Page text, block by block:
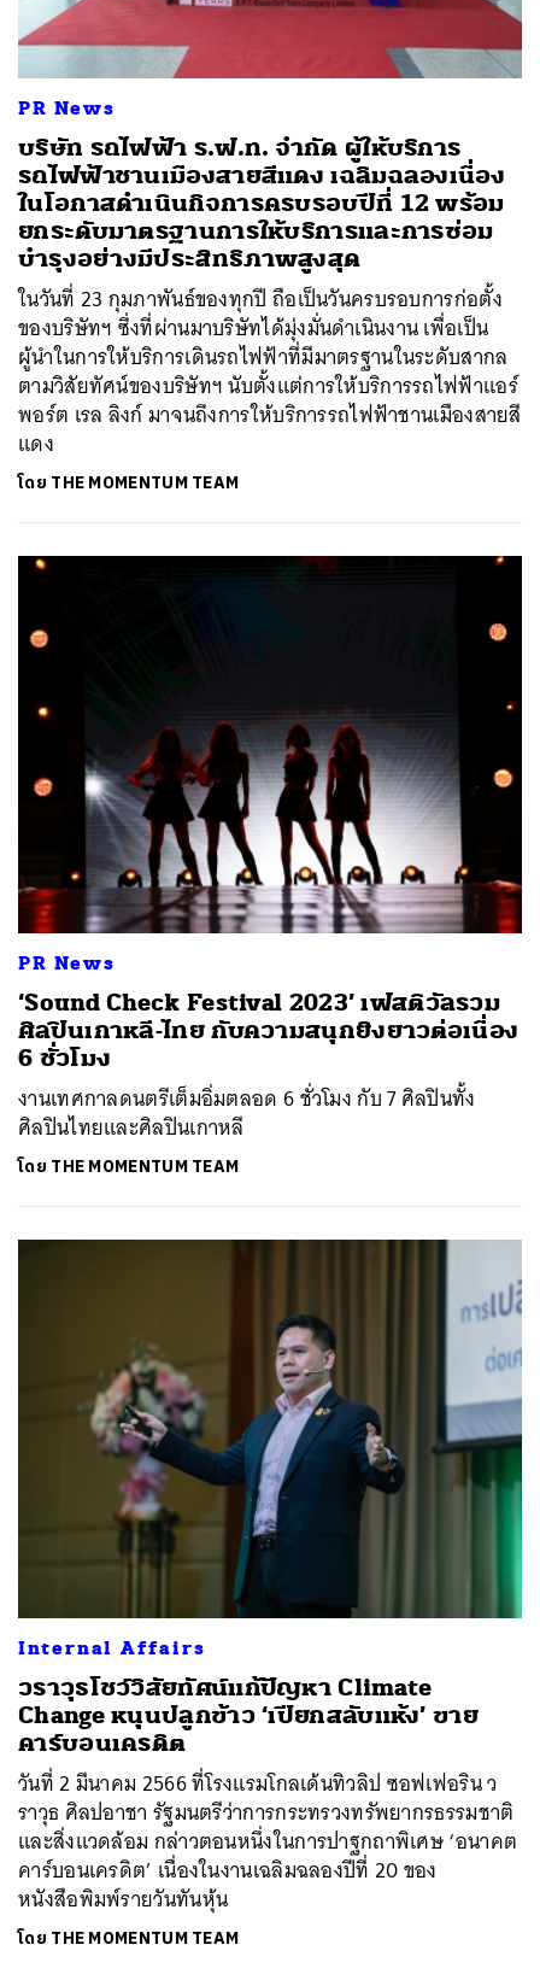
PR News
บริษัท รถไฟฟ้า ร.ฟ.ท. จำกัด ผู้ให้บริการ
รถไฟฟ้าชานเมืองสายสีแดง เฉลิมฉลองเนื่อง
ในโอกาสดำเนินกิจการครบรอบปีที่ 12 พร้อม
ยกระดับมาตรฐานการให้บริการและการซ่อม
บำรุงอย่างมีประสิทธิภาพสูงสุด
ในวันที่ 23 กุมภาพันธ์ของทุกปี ถือเป็นวันครบรอบการก่อตั้ง
ของบริษัทฯ ซึ่งที่ผ่านมาบริษัทได้มุ่งมั่นดำเนินงาน เพื่อเป็น
ผู้นำในการให้บริการเดินรถไฟฟ้าที่มีมาตรฐานในระดับสากล
ตามวิสัยทัศน์ของบริษัทฯ นับตั้งแต่การให้บริการรถไฟฟ้าแอร์
พอร์ต เรล ลิงก์ มาจนถึงการให้บริการรถไฟฟ้าชานเมืองสายสี
แดง
โดย THE MOMENTUM TEAM
PR News
‘Sound Check Festival 2023’ เฟสติวัลรวม
ศิลปินเกาหลี-ไทย กับความสนุกยิงยาวต่อเนื่อง
6 ชั่วโมง
งานเทศกาลดนตรีเต็มอิ่มตลอด 6 ชั่วโมง กับ 7 ศิลปินทั้ง
ศิลปินไทยและศิลปินเกาหลี
โดย THE MOMENTUM TEAM
Internal Affairs
วราวุธโชว์วิสัยทัศน์แก้ปัญหา Climate
Change หนุนปลูกข้าว ‘เปียกสลับแห้ง’ ขาย
คาร์บอนเครดิต
วันที่ 2 มีนาคม 2566 ที่โรงแรมโกลเด้นทิวลิป ซอฟเฟอริน ว
ราวุธ ศิลปอาชา รัฐมนตรีว่าการกระทรวงทรัพยากรธรรมชาติ
และสิ่งแวดล้อม กล่าวตอนหนึ่งในการปาฐกถาพิเศษ ‘อนาคต
คาร์บอนเครดิต’ เนื่องในงานเฉลิมฉลองปีที่ 20 ของ
หนังสือพิมพ์รายวันทันหุ้น
โดย THE MOMENTUM TEAM